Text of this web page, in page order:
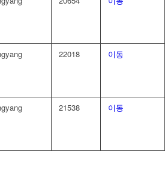
22018 이동
21538 이동